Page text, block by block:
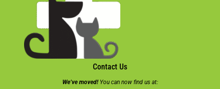
Contact Us
We’ve moved! You can now find us at: